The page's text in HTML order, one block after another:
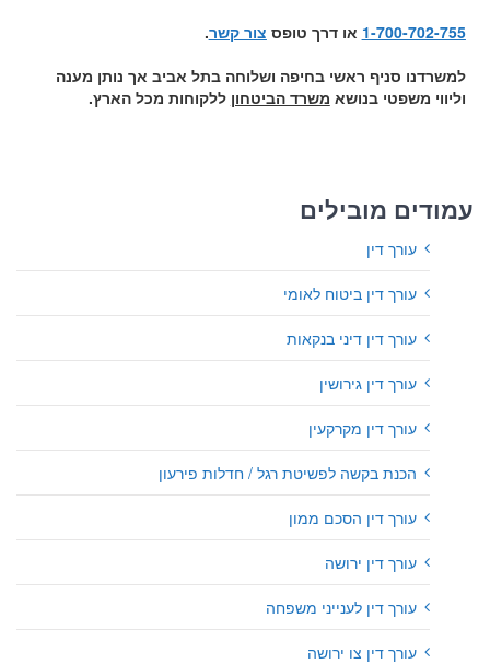
1-700-702-755 או דרך טופס צור קשר.
למשרדנו סניף ראשי בחיפה ושלוחה בתל אביב אך נותן מענה
וליווי משפטי בנושא משרד הביטחון ללקוחות מכל הארץ.
עמודים מובילים
עורך דין
עורך דין ביטוח לאומי
עורך דין דיני בנקאות
עורך דין גירושין
עורך דין מקרקעין
הכנת בקשה לפשיטת רגל / חדלות פירעון
עורך דין הסכם ממון
עורך דין ירושה
עורך דין לענייני משפחה
עורך דין צו ירושה